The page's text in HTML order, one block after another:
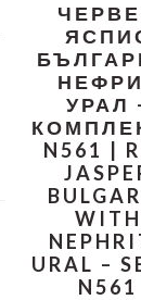
УРАЛ
N561 |
WITH
URAL –
N561